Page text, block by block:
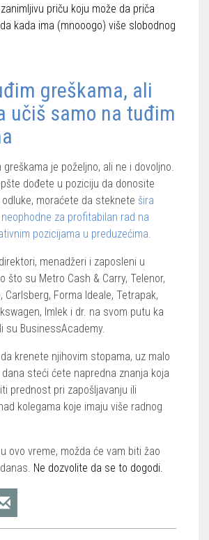
priču koju može da priča
kada ima (mnooogo) više slobodnog
greškama, ali
učiš samo na tuđim
greškama je poželjno, ali ne i dovoljno.
dođete u poziciju da donosite
moraćete da steknete šira
za profitabilan rad na
pozicijama u preduzećima.
menadžeri i zaposleni u
što su Metro Cash & Carry, Telenor,
Carlsberg, Forma Ideale, Tetrapak,
Imlek i dr. na svom putu ka
su BusinessAcademy.
krenete njihovim stopama, uz malo
steći ćete napredna znanja koja
prednost pri zapošljavanju ili
kolegama koje imaju više radnog
ovo vreme, možda će vam biti žao
Ne dozvolite da se to dogodi.